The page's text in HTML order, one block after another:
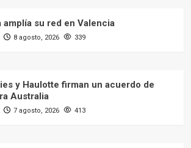
amplía su red en Valencia
8 agosto, 2026 339
y Haulotte firman un acuerdo de
Australia
7 agosto, 2026 413